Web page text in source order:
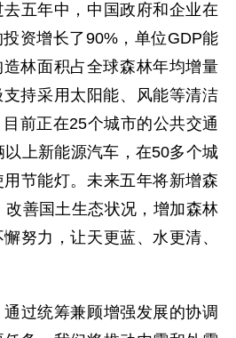
五年中，中国政府和企业在
资增长了90%，单位GDP能
林面积占全球森林年均增量
持采用太阳能、风能等清洁
前正在25个城市的公共交通
上新能源汽车，在50多个城
节能灯。未来五年将新增森
改善国土生态状况，增加森林
努力，让天更蓝、水更清、
通过统筹兼顾增强发展的协调